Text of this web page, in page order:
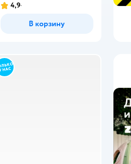
4,9
В корзину